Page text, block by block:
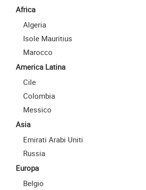
Africa
Algeria
Isole Mauritius
Marocco
America Latina
Cile
Colombia
Messico
Asia
Emirati Arabi Uniti
Russia
Europa
Belgio